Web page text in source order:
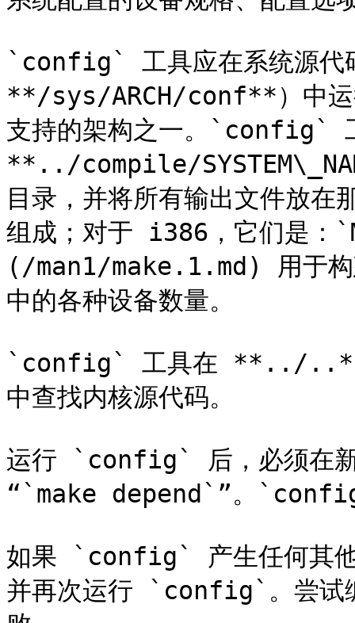
`config` 工具应在系统源
**/sys/ARCH/conf**）中运
支持的架构之一。`config`
**../compile/
目录，并将所有输出文件放
组成；对于 i386，它们是
(/man1/make.1.md) 用于构
中的各种设备数量。
`config` 工具在 **../..**
中查找内核源代码。
运行 `config` 后，必须在
“`make depend`”。
如果 `config` 产生任何其他
并再次运行 `config`。尝试